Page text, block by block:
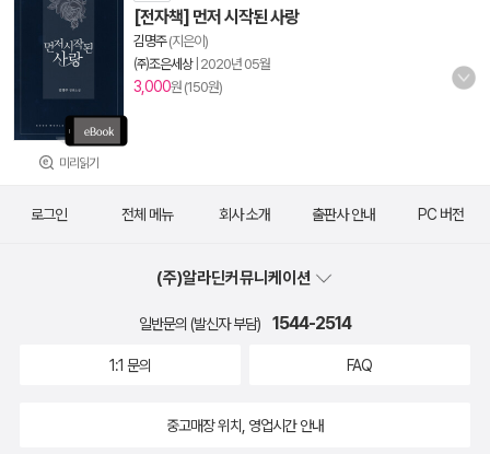
미리읽기
[전자책] 먼저 시작된 사랑
김명주(지은이)
㈜조은세상| 2020년 05월
3,000원 (150원)
로그인 전체 메뉴 회사 소개 출판사 안내 PC 버전
(주)알라딘커뮤니케이션
일반문의 (발신자 부담) 1544-2514
1:1 문의 FAQ
중고매장 위치, 영업시간 안내